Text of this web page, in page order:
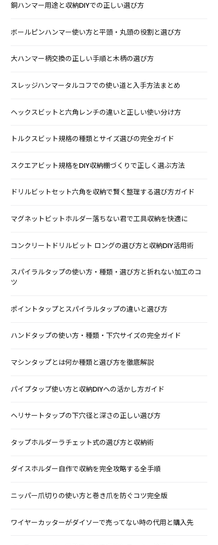
銅ハンマー用途と収納DIYでの正しい選び方
ボールピンハンマー使い方と平頭・丸頭の役割と選び方
大ハンマー柄交換の正しい手順と木柄の選び方
スレッジハンマータルコフでの使い道と入手方法まとめ
ヘックスビットと六角レンチの違いと正しい使い分け方
トルクスビット規格の種類とサイズ選びの完全ガイド
スクエアビット規格をDIY収納棚づくりで正しく選ぶ方法
ドリルビットセット六角を収納で賢く整理する選び方ガイド
マグネットビットホルダー落ちない君で工具収納を快適に
コンクリートドリルビット ロングの選び方と収納DIY活用術
スパイラルタップの使い方・種類・選び方と折れない加工のコ
ツ
ポイントタップとスパイラルタップの違いと選び方
ハンドタップの使い方・種類・下穴サイズの完全ガイド
マシンタップとは何か種類と選び方を徹底解説
パイプタップ使い方と収納DIYへの活かし方ガイド
ヘリサートタップの下穴径と深さの正しい選び方
タップホルダーラチェット式の選び方と収納術
ダイスホルダー自作で収納を完全攻略する全手順
ニッパー爪切りの使い方と巻き爪を防ぐコツ完全版
ワイヤーカッターがダイソーで売ってない時の代用と購入先